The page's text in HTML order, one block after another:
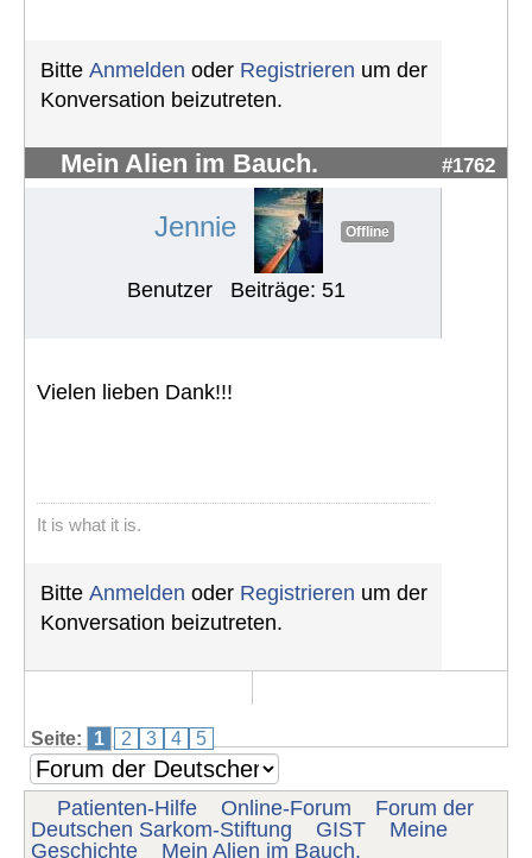
Bitte Anmelden oder Registrieren um der
Konversation beizutreten.
Mein Alien im Bauch. #1762
Jennie Offline
Benutzer Beiträge: 51
Vielen lieben Dank!!!
It is what it is.
Bitte Anmelden oder Registrieren um der
Konversation beizutreten.
Seite: 1 2 3 4 5
Patienten-Hilfe Online-Forum
Forum der
Deutschen Sarkom-Stiftung
GIST
Meine
Geschichte
Mein Alien im Bauch.